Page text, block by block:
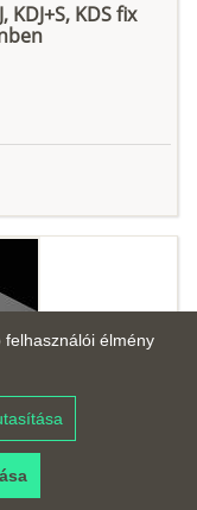
felhasználói élmény
KDS fix
króm